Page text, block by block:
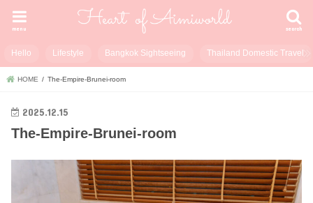
search
menu
Hello Lifestyle Bangkok Sightseeing Thailand Domestic Travel
HOME The-Empire-Brunei-room
2025.12.15
The-Empire-Brunei-room